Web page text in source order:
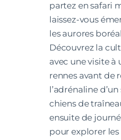
partez en safari
laissez-vous
les aurores
Découvrez la
avec une visite à
rennes avant de
l’adrénaline
chiens de
ensuite de
pour explorer les